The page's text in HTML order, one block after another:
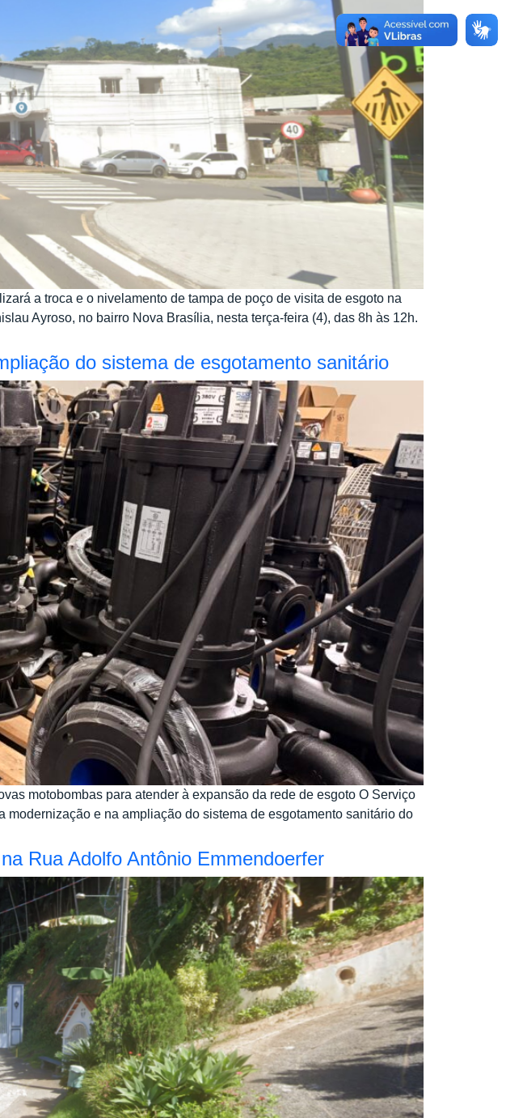
a troca e o nivelamento de tampa de poço de visita de esgoto na
Ayroso, no bairro Nova Brasília, nesta terça-feira (4), das 8h às 12h.
do sistema de esgotamento sanitário
motobombas para atender à expansão da rede de esgoto O Serviço
e na ampliação do sistema de esgotamento sanitário do
Rua Adolfo Antônio Emmendoerfer